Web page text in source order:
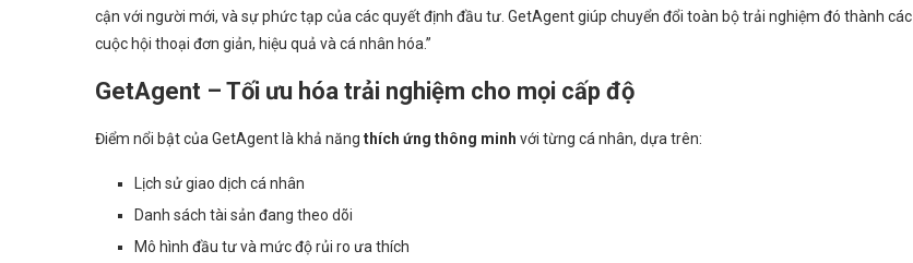
cận với người mới, và sự phức tạp của các quyết định đầu tư. GetAgent giúp chuyển đổi toàn bộ trải nghiệm đó thành các
cuộc hội thoại đơn giản, hiệu quả và cá nhân hóa.”
GetAgent – Tối ưu hóa trải nghiệm cho mọi cấp độ
Điểm nổi bật của GetAgent là khả năng thích ứng thông minh với từng cá nhân, dựa trên:
Lịch sử giao dịch cá nhân
Danh sách tài sản đang theo dõi
Mô hình đầu tư và mức độ rủi ro ưa thích